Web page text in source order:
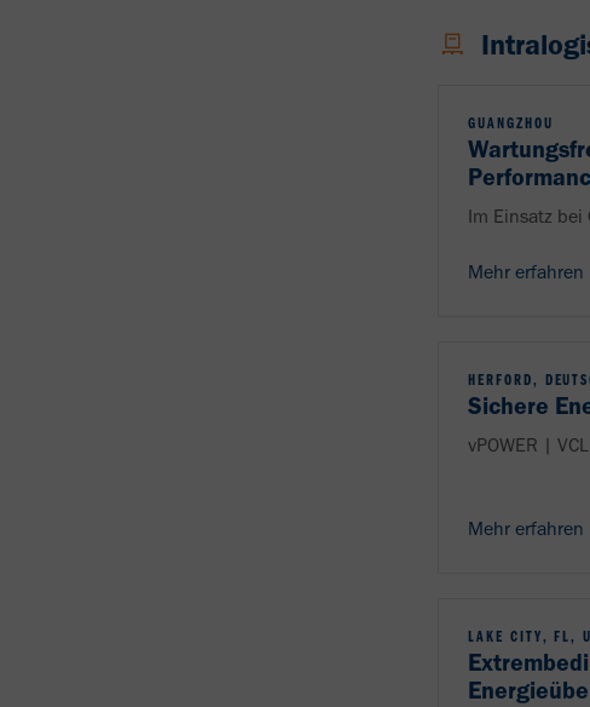
GUANGZHOU
Im Einsatz bei
Mehr erfahren
HERFORD,
Sichere
vPOWER | VCL
Mehr erfahren
LAKE CITY, FL,